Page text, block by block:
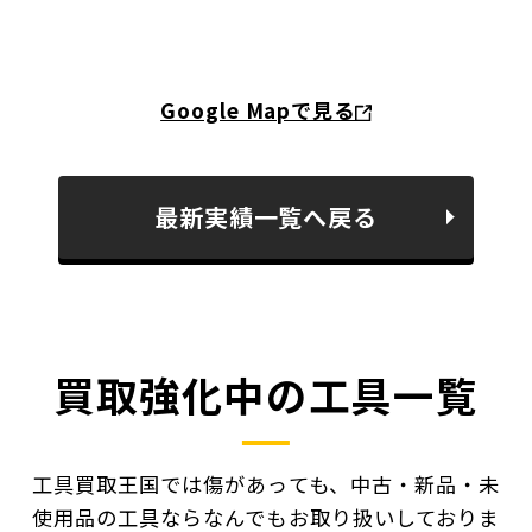
Google Mapで見る
最新実績一覧へ戻る
買取強化中の工具一覧
工具買取王国では傷があっても、中古・新品・未
使用品の工具ならなんでもお取り扱いしておりま